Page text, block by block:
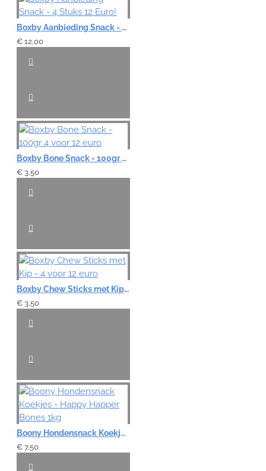
Boxby Aanbieding Snack - 4 Stuks 12 Euro!
€ 12,00
Boxby Bone Snack - 100gr 4 voor 12 euro
€ 3,50
Boxby Chew Sticks met Kip - 4 voor 12 euro
€ 3,50
Boony Hondensnack Koekjes - Happy Happer Bones 1kg
€ 7,50